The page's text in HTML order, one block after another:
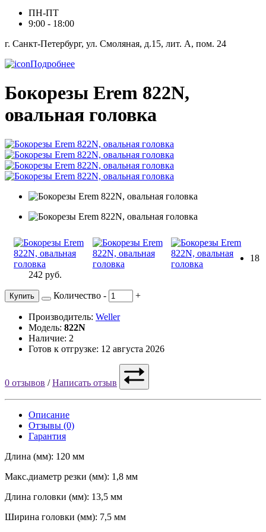
ПН-ПТ
9:00 - 18:00
г. Санкт-Петербург, ул. Смоляная, д.15, лит. А, пом. 24
Подробнее
Бокорезы Erem 822N,
овальная головка
18
242 руб.
Купить Количество - +
Производитель: Weller
Модель: 822N
Наличие: 2
Готов к отгрузке: 12 августа 2026
0 отзывов /Написать отзыв
Описание
Отзывы (0)
Гарантия
Длина (мм): 120 мм
Макс.диаметр резки (мм): 1,8 мм
Длина головки (мм): 13,5 мм
Ширина головки (мм): 7,5 мм